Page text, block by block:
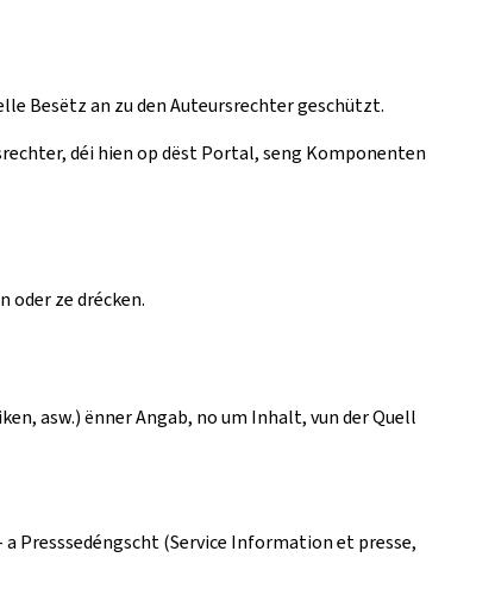
Besëtz an zu den Auteursrechter geschützt.
déi hien op dëst Portal, seng Komponenten
ze drécken.
asw.) ënner Angab, no um Inhalt, vun der Quell
Presssedéngscht (Service Information et presse,